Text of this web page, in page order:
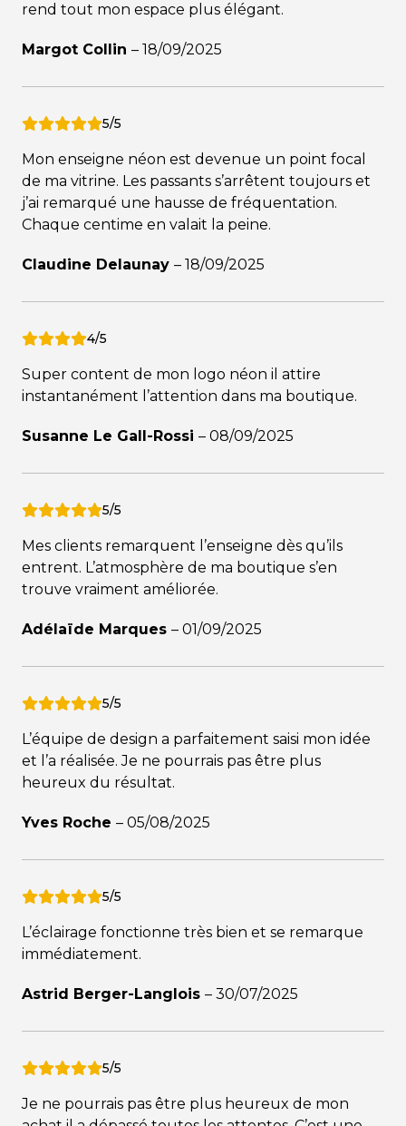
rend tout mon espace plus élégant.
Margot Collin – 18/09/2025
5/5
Mon enseigne néon est devenue un point focal
de ma vitrine. Les passants s’arrêtent toujours et
j’ai remarqué une hausse de fréquentation.
Chaque centime en valait la peine.
Claudine Delaunay – 18/09/2025
4/5
Super content de mon logo néon il attire
instantanément l’attention dans ma boutique.
Susanne Le Gall-Rossi – 08/09/2025
5/5
Mes clients remarquent l’enseigne dès qu’ils
entrent. L’atmosphère de ma boutique s’en
trouve vraiment améliorée.
Adélaïde Marques – 01/09/2025
5/5
L’équipe de design a parfaitement saisi mon idée
et l’a réalisée. Je ne pourrais pas être plus
heureux du résultat.
Yves Roche – 05/08/2025
5/5
L’éclairage fonctionne très bien et se remarque
immédiatement.
Astrid Berger-Langlois – 30/07/2025
5/5
Je ne pourrais pas être plus heureux de mon